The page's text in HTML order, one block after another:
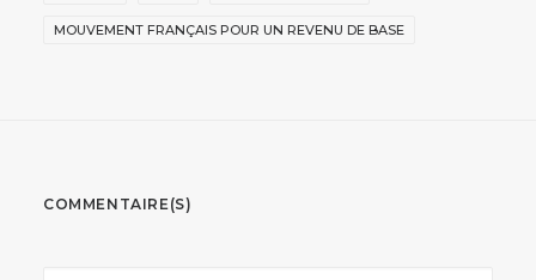
MOUVEMENT FRANÇAIS POUR UN REVENU DE BASE
COMMENTAIRE(S)